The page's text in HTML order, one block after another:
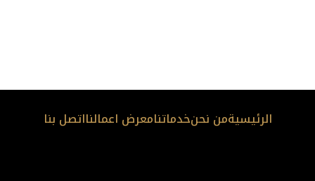
الرئيسيةمن نحنخدماتنامعرض اعمالنااتصل بنا